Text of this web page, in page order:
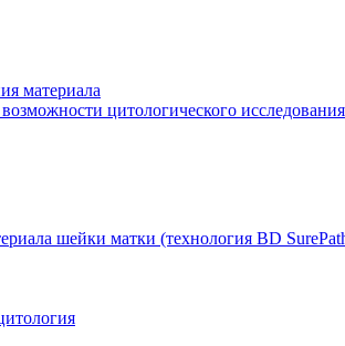
материала
цитологического исследования
шейки матки (технология BD